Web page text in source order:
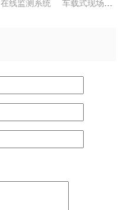
在线监测系统 车载式现场监测